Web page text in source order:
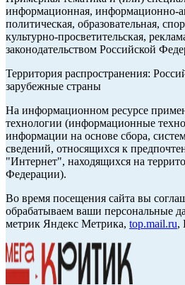
информационная, информационно-
политическая, образовательная,
культурно-просветительская,
законодательством Российской
Территория распространения:
зарубежные страны
На информационном ресурсе
технологии (информационные
информации на основе сбора,
сведений, относящихся к
"Интернет", находящихся на
Федерации).
Во время посещения сайта вы
обрабатываем ваши персональные
метрик Яндекс Метрика, top.mail.ru,